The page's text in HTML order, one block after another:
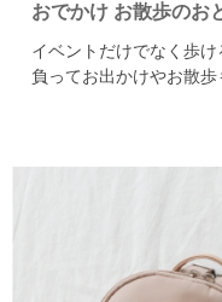
おでかけ お散歩のお
イベントだけでなく歩
負ってお出かけやお散